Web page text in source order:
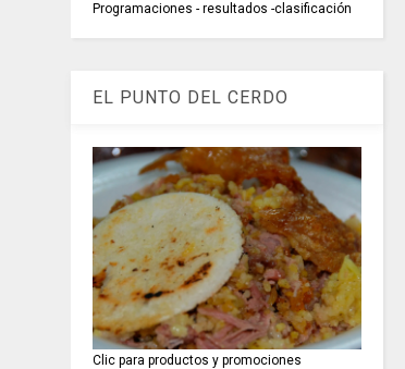
Programaciones - resultados -clasificación
EL PUNTO DEL CERDO
Clic para productos y promociones